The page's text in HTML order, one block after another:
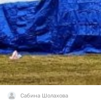
Сабина Шолахова